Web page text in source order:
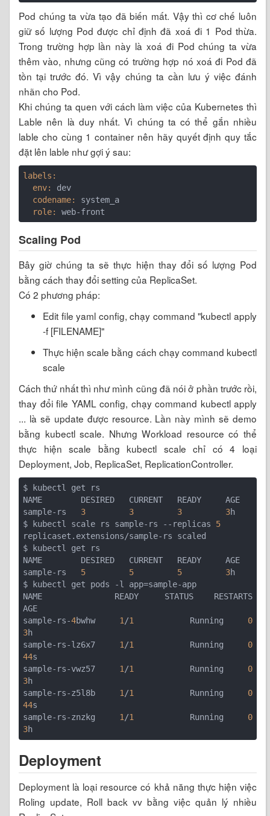
Pod chúng ta vừa tạo đã biến mất. Vậy thì cơ chế luôn
giữ số lượng Pod được chỉ định đã xoá đi 1 Pod thừa.
Trong trường hợp lần này là xoá đi Pod chúng ta vừa
thêm vào, nhưng cũng có trường hợp nó xoá đi Pod đã
tồn tại trước đó. Vì vậy chúng ta cần lưu ý việc đánh
nhãn cho Pod.
Khi chúng ta quen với cách làm việc của Kubernetes thì
Lable nên là duy nhất. Vì chúng ta có thể gắn nhiều
lable cho cùng 1 container nên hãy quyết định quy tắc
đặt lên lable như gợi ý sau:
labels:
  env:
  codename:
  role:
Scaling Pod
Bây giờ chúng ta sẽ thực hiện thay đổi số lượng Pod
bằng cách thay đổi setting của ReplicaSet.
Có 2 phương pháp:
Edit file yaml config, chạy command "kubectl apply
-f [FILENAME]"
Thực hiện scale bằng cách chạy command kubectl
scale
Cách thứ nhất thì như mình cũng đã nói ở phần trước rồi,
thay đổi file YAML config, chạy command kubectl apply
... là sẽ update được resource. Lần này mình sẽ demo
bằng kubectl scale. Nhưng Workload resource có thể
thực hiện scale bằng kubectl scale chỉ có 4 loại
Deployment, Job, ReplicaSet, ReplicationController.
$ kubectl get rs
NAME        DESIRED   CURRENT   READY     AGE
sample-rs 3 3 3 3h
$ kubectl scale rs sample-rs --replicas 5
replicaset.extensions/sample-rs scaled
$ kubectl get rs
NAME        DESIRED   CURRENT   READY     AGE
sample-rs 5 5 5 3h
$ kubectl get pods -l app=sample-app
NAME              READY     STATUS    RESTARTS
AGE
sample-rs-4bwhw 1/1
       Running
0
3h
sample-rs-lz6x7 1/1
       Running
0
44s
sample-rs-vwz57 1/1
       Running
0
3h
sample-rs-z5l8b 1/1
       Running
0
44s
sample-rs-znzkg 1/1
       Running
0
3
Deployment
Deployment là loại resource có khả năng thực hiện việc
Roling update, Roll back vv bằng việc quản lý nhiều